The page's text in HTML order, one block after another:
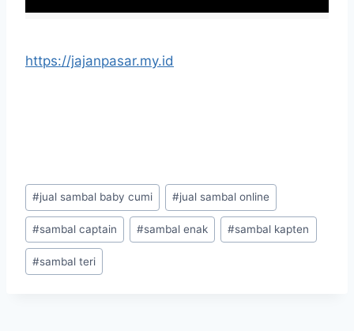
https://jajanpasar.my.id
#jual sambal baby cumi #jual sambal online
#sambal captain #sambal enak #sambal kapten
#sambal teri